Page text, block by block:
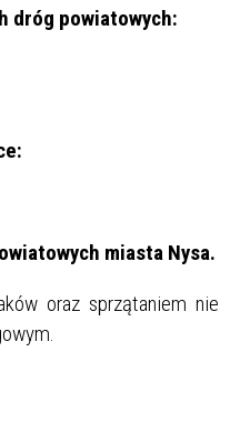
dróg powiatowych:
miasta Nysa.
oraz sprzątaniem nie